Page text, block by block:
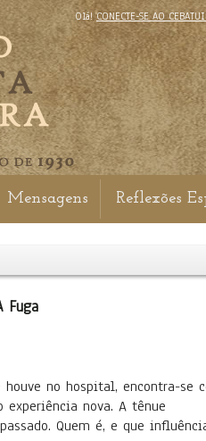
Olá!CONECTE-SE AO
Mensagens Reflexões
Fuga
no hospital, encontra-se
experiência nova. A tênue
Quem é, e que